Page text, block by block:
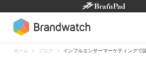
content
ホーム ブログ インフルエンサーマーケティングで